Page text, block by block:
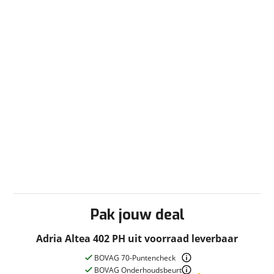
Pak jouw deal
Adria Altea 402 PH uit voorraad leverbaar
BOVAG 70-Puntencheck
BOVAG Onderhoudsbeurt